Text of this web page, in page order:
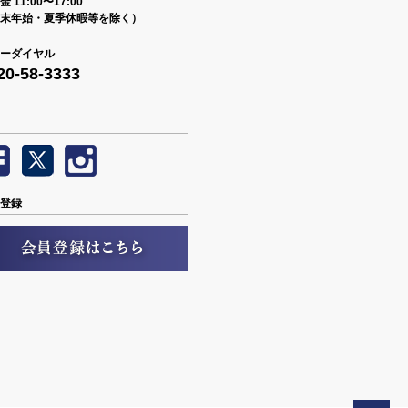
末年始・夏季休暇等を除く）
ダイヤル
58-3333
録